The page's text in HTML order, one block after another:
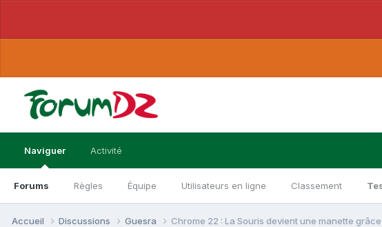
Naviguer
Forums Règles Équipe Utilisateurs en ligne Classement
Activité
Accueil Discussions Guesra Chrome 22 : La Souris devient une manette